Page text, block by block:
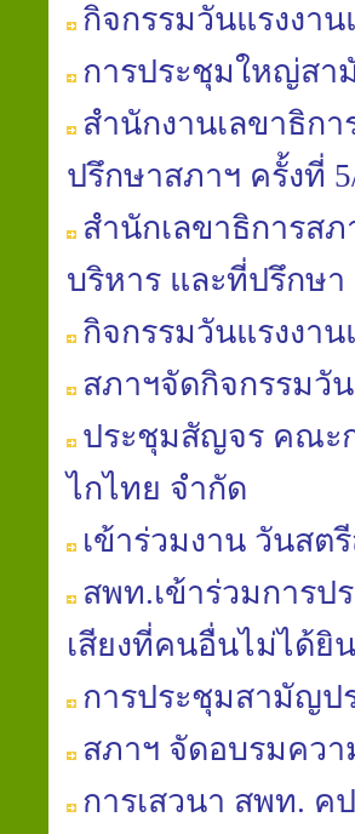
กิจกรรมวันแรงงา
การประชุมใหญ่สา
สำนักงานเลขาธิก
ปรึกษาสภาฯ ครั้งที่
สำนักเลขาธิการส
บริหาร และที่ปรึกษา
กิจกรรมวันแรงงา
สภาฯจัดกิจกรรมวั
ประชุมสัญจร คณะ
ไกไทย จำกัด
เข้าร่วมงาน วันสต
สพท.เข้าร่วมการป
เสียงที่คนอื่นไม่ได้ยิ
การประชุมสามัญป
สภาฯ จัดอบรมคว
การเสวนา สพท. ค